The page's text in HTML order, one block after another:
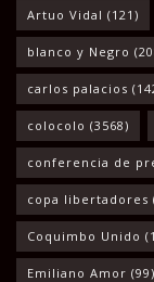
Artuo Vidal (121)
blanco y Negro
carlos palacios
colocolo (3568)
conferencia de
copa libertadores
Coquimbo Unido
Emiliano Amor (99)